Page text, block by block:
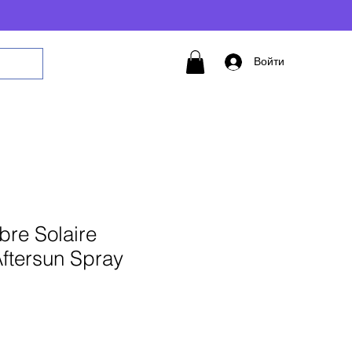
Войти
Solaire
Spray